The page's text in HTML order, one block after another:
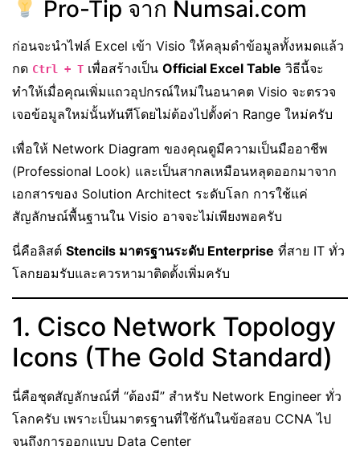
Pro-Tip จาก Numsai.com
ก่อนจะนำไฟล์ Excel เข้า Visio ให้คลุมดำข้อมูลทั้งหมดแล้ว
กด Ctrl + T เพื่อสร้างเป็น Official Excel Table วิธีนี้จะ
ทำให้เมื่อคุณเพิ่มแถวอุปกรณ์ใหม่ในอนาคต Visio จะตรวจ
เจอข้อมูลใหม่นั้นทันทีโดยไม่ต้องไปตั้งค่า Range ใหม่ครับ
เพื่อให้ Network Diagram ของคุณดูมีความเป็นมืออาชีพ
(Professional Look) และเป็นสากลเหมือนหลุดออกมาจาก
เอกสารของ Solution Architect ระดับโลก การใช้แค่
สัญลักษณ์พื้นฐานใน Visio อาจจะไม่เพียงพอครับ
นี่คือลิสต์ Stencils มาตรฐานระดับ Enterprise ที่สาย IT ทั่ว
โลกยอมรับและควรหามาติดตั้งเพิ่มครับ
1. Cisco Network Topology
Icons (The Gold Standard)
นี่คือชุดสัญลักษณ์ที่ “ต้องมี” สำหรับ Network Engineer ทั่ว
โลกครับ เพราะเป็นมาตรฐานที่ใช้กันในข้อสอบ CCNA ไป
จนถึงการออกแบบ Data Center